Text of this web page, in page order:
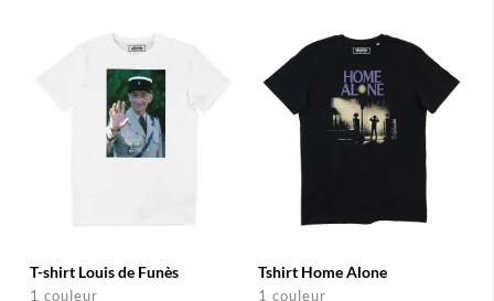
T-shirt Louis de Funès
1 couleur
Tshirt Home Alone
1 couleur